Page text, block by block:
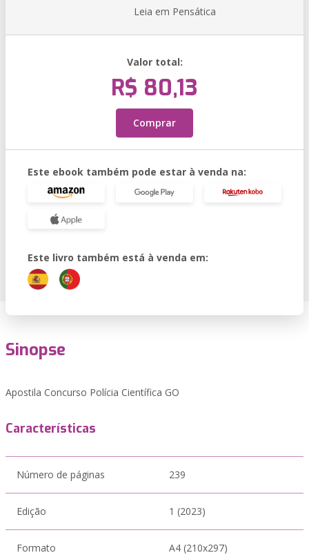
Leia em Pensática
Valor total:
R$ 80,13
Comprar
Este ebook também pode estar à venda na:
Este livro também está à venda em:
Sinopse
Apostila Concurso Polícia Científica GO
Características
Número de páginas 239
Edição 1 (2023)
Formato A4 (210x297)